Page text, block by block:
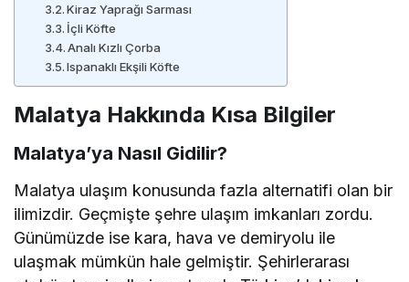
Kiraz Yaprağı Sarması
İçli Köfte
Analı Kızlı Çorba
Ispanaklı Ekşili Köfte
Malatya Hakkında Kısa Bilgiler
Malatya’ya Nasıl Gidilir?
Malatya ulaşım konusunda fazla alternatifi olan bir
ilimizdir. Geçmişte şehre ulaşım imkanları zordu.
Günümüzde ise kara, hava ve demiryolu ile
ulaşmak mümkün hale gelmiştir. Şehirlerarası